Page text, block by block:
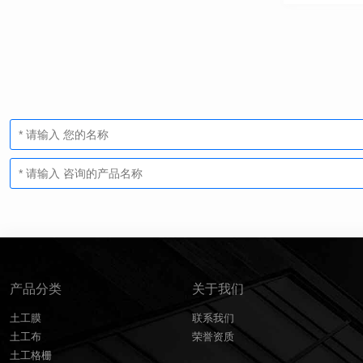
产品分类
土工膜
土工布
土工格栅
关于我们
联系我们
荣誉资质